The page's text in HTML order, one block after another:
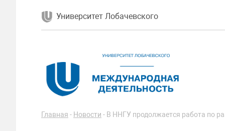
Университет Лобачевского
Главная - Новости - В ННГУ продолжается работа по